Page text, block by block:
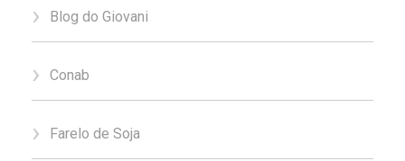
Blog do Giovani
Conab
Farelo de Soja